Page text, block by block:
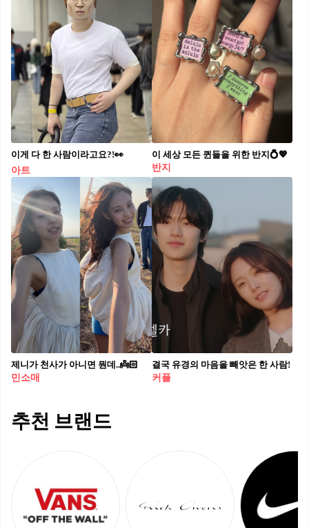
이게 다 한 사람이라고요?!👀
아트
이 세상 모든 퀸들을 위한 반지💍💖
반지
제니가 천사가 아니면 뭔데..👼🏻
민소매
결국 유경의 마음을 빼앗은 한 사람!
커플
추천 브랜드